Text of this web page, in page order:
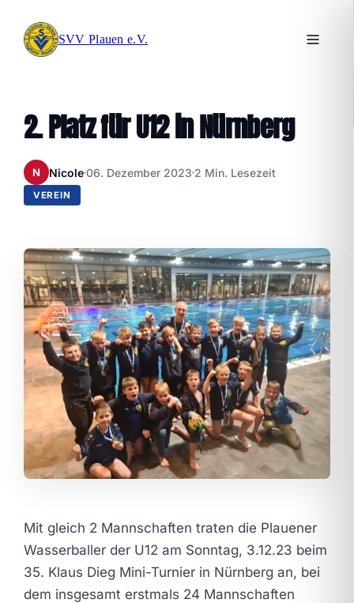
SVV Plauen e.V.
2. Platz für U12 in Nürnberg
N Nicole06. Dezember 2023 2 Min. Lesezeit
VEREIN
Mit gleich 2 Mannschaften traten die Plauener
Wasserballer der U12 am Sonntag, 3.12.23 beim
35. Klaus Dieg Mini-Turnier in Nürnberg an, bei
dem insgesamt erstmals 24 Mannschaften